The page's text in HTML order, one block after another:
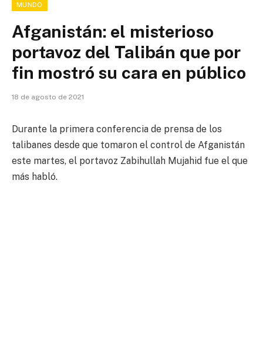
MUNDO
Afganistán: el misterioso
portavoz del Talibán que por
fin mostró su cara en público
18 de agosto de 2021
Durante la primera conferencia de prensa de los
talibanes desde que tomaron el control de Afganistán
este martes, el portavoz Zabihullah Mujahid fue el que
más habló.